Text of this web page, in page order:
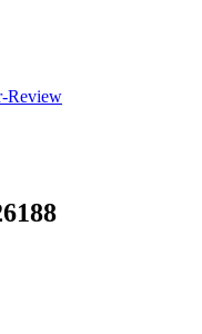
Review